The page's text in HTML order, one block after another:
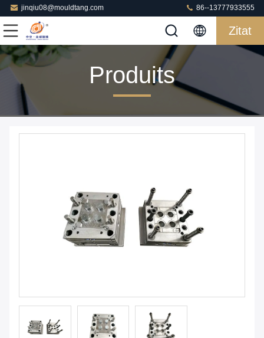
jinqiu08@mouldtang.com 86--13777933555
Zitat
Produits